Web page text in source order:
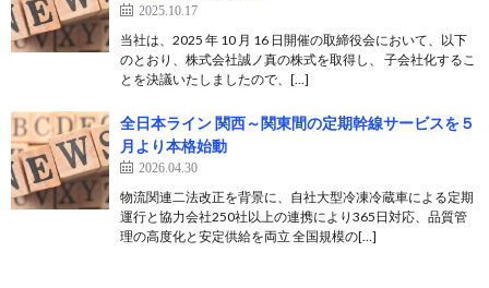
2025.10.17
当社は、2025 年 10 月 16 日開催の取締役会において、以下
のとおり、株式会社誠ノ真の株式を取得し、 子会社化するこ
とを決議いたしましたので、[…]
全日本ライン 関西～関東間の定期幹線サービスを５
月より本格始動
2026.04.30
物流関連二法改正を背景に、自社大型冷凍冷蔵車による定期
運行と協力会社250社以上の連携により365日対応、品質管
理の高度化と安定供給を両立 全国規模の[…]